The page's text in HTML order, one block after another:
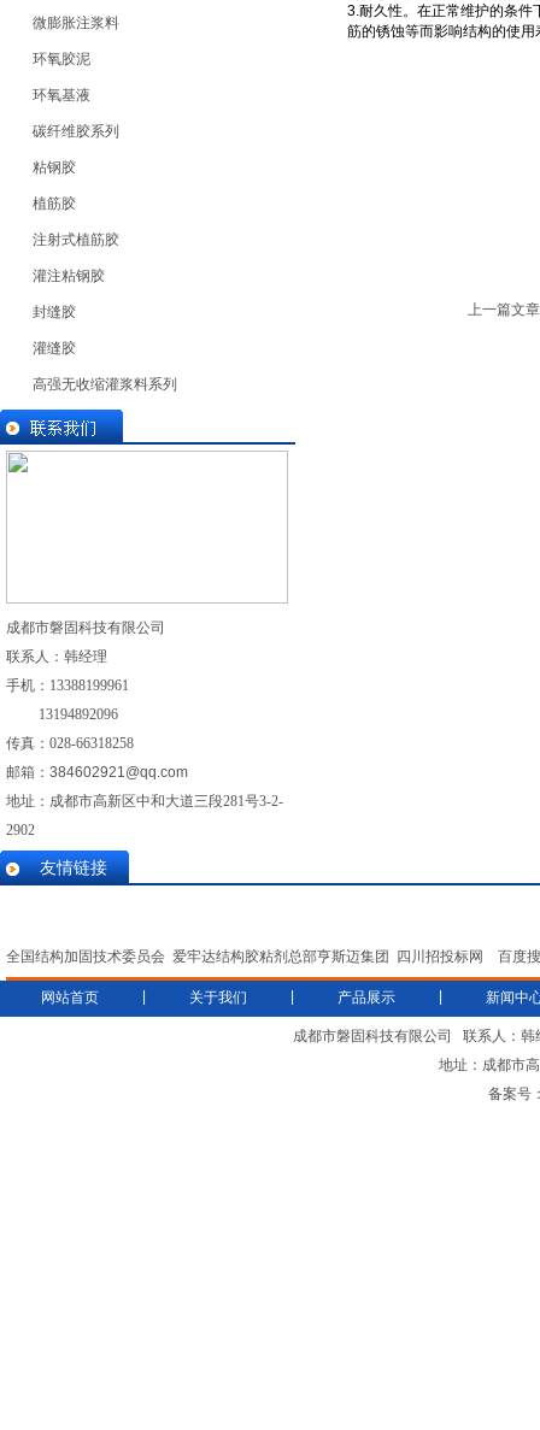
微膨胀注浆料
环氧胶泥
环氧基液
碳纤维胶系列
粘钢胶
植筋胶
注射式植筋胶
灌注粘钢胶
封缝胶
灌缝胶
高强无收缩灌浆料系列
成都市磐固科技有限公司
联系人：韩经理
手机： 13388199961
13194892096
传真：028-66318258
邮箱： 384602921@qq.com
地址：成都市高新区中和大道三段281号3-2-
2902
3.耐久性。在正常维护的条件
筋的锈蚀等而影响结构的使用
上一篇文
友情链接
全国结构加固技术委员会 爱牢达结构胶粘剂总部亨斯迈集团 四川招投标网 百度
网站首页 关于我们 产品展示 新闻中
成都市磐固科技有限公司 联系人：
地址：成都市
备案号